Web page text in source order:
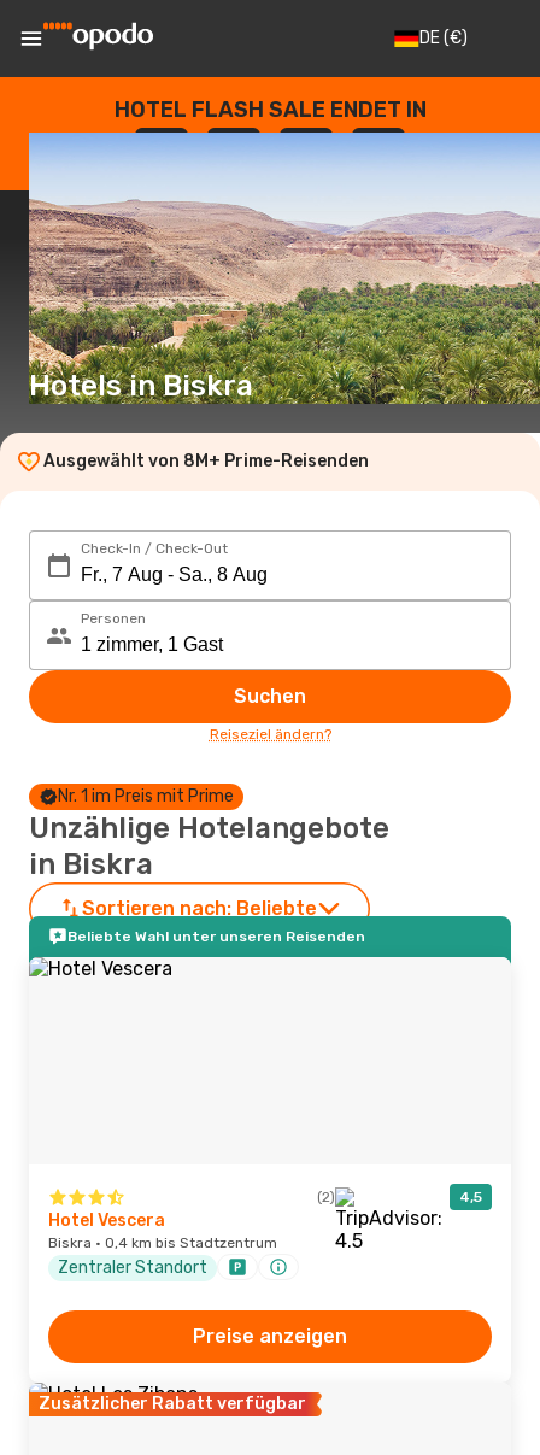
DE(€)
HOTEL FLASH SALE ENDET IN
-- : -- : -- : --
Hotels in Biskra
Ausgewählt von 8M+ Prime-Reisenden
Check-In / Check-Out
Personen
Suchen
Reiseziel ändern?
Nr. 1 im Preis mit Prime
Unzählige Hotelangebote
in Biskra
Sortieren nach: Beliebte
Beliebte Wahl unter unseren Reisenden
(2) 4,5
Hotel Vescera
Biskra · 0,4 km bis Stadtzentrum
Zentraler Standort
Preise anzeigen
Zusätzlicher Rabatt verfügbar